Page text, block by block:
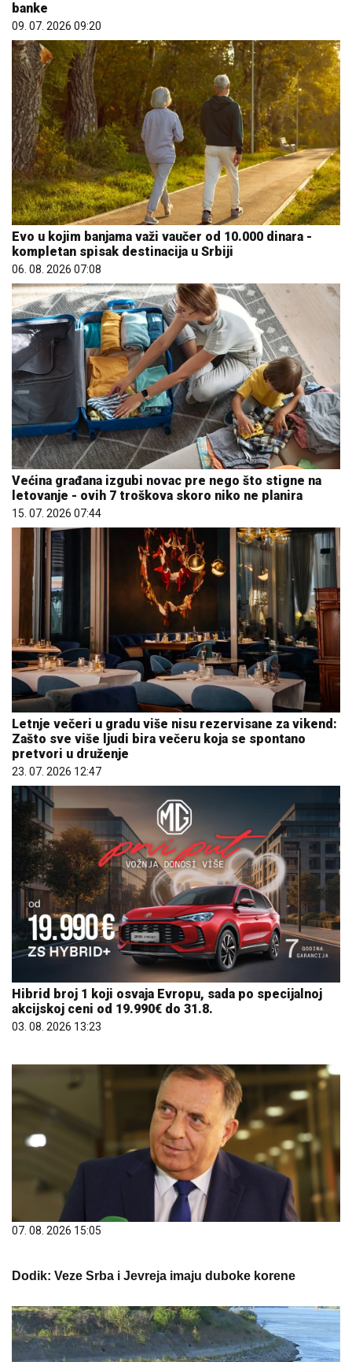
banke
09. 07. 2026 09:20
Evo u kojim banjama važi vaučer od 10.000 dinara -
kompletan spisak destinacija u Srbiji
06. 08. 2026 07:08
Većina građana izgubi novac pre nego što stigne na
letovanje - ovih 7 troškova skoro niko ne planira
15. 07. 2026 07:44
Letnje večeri u gradu više nisu rezervisane za vikend:
Zašto sve više ljudi bira večeru koja se spontano
pretvori u druženje
23. 07. 2026 12:47
Hibrid broj 1 koji osvaja Evropu, sada po specijalnoj
akcijskoj ceni od 19.990€ do 31.8.
03. 08. 2026 13:23
07. 08. 2026 15:05
Dodik: Veze Srba i Jevreja imaju duboke korene